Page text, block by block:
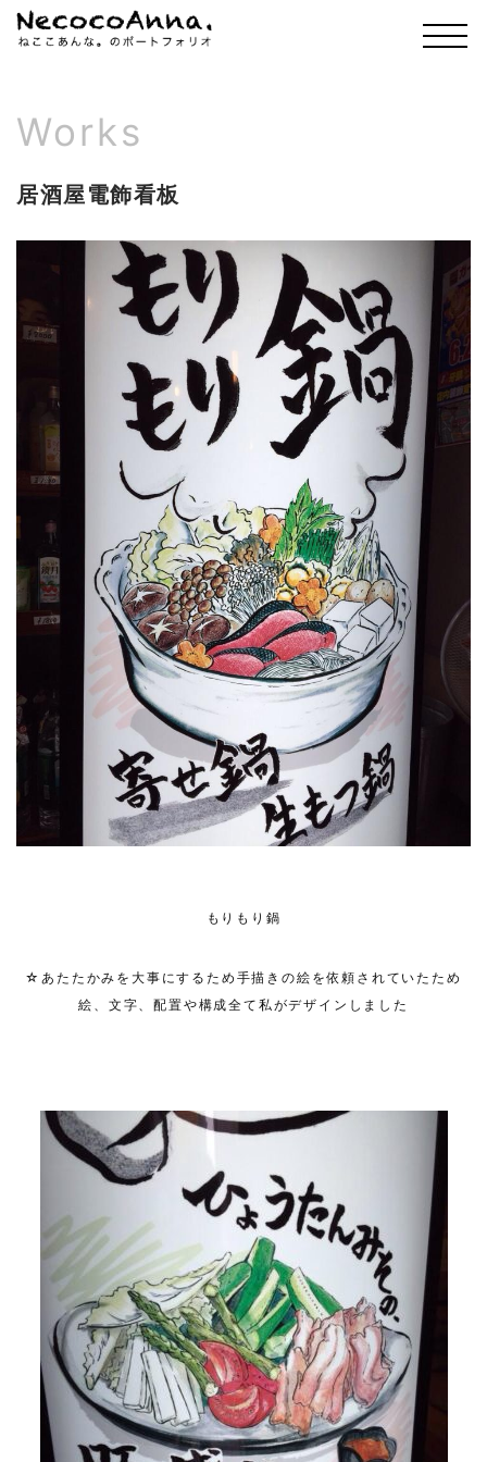
Works
居酒屋電飾看板
もりもり鍋
☆あたたかみを大事にするため手描きの絵を依頼されていたため
絵、文字、配置や構成全て私がデザインしました